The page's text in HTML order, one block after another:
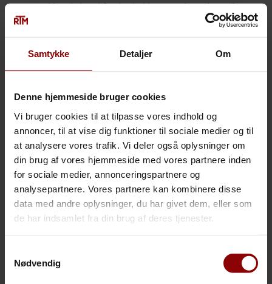
Samtykke Detaljer Om
Denne hjemmeside bruger cookies
Vi bruger cookies til at tilpasse vores indhold og
annoncer, til at vise dig funktioner til sociale medier og til
at analysere vores trafik. Vi deler også oplysninger om
din brug af vores hjemmeside med vores partnere inden
for sociale medier, annonceringspartnere og
analysepartnere. Vores partnere kan kombinere disse
data med andre oplysninger, du har givet dem, eller som
de har indsamlet fra din brug af deres tjenester.
Nødvendig
RTM blev skabt ud fra den holdning, at de traditionelle
forsikrings- og pensionsselskaber ikke tager nok ansvar
for at skabe de rette løsninger for deres kunder. Og i
dag arbejder selskabet som en uafhængig
forsikringsmægler løbende på at finde den rette
opgave. Fordi det er vores overbevisning, at ingen
forsikrings- eller pensionsselskaber kan rådgive
uafhængigt. Og vi tror på, at alle vores kunder har
unikke og individuelle behov, som kræver individuelle
fokus og løsninger.
Det er derfor vores opgave gennem forhandlinger med
forsikringsselskaberne at skaffe vores kunder lavere
præmier og bedre dækning. For at nå dette mål sender
vi konsekvent forsikringerne i udbud hvert tredje år. På
den måde får vi tre eller flere tilbud fra
forbedres dækningerne, og præmierne reduceres.